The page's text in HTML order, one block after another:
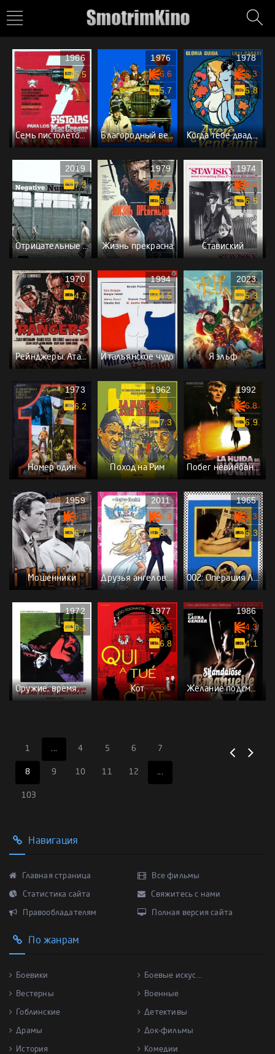
Семь пистолетов МакГрегоров
1966
5.5
Благородный венецианец
1976
6.6
5.7
Когда тебе двадцать
1978
5.3
5.8
Отрицательные числа
2019
7.3
Жизнь прекрасна
1979
6.3
6.5
Ставиский
1974
6.5
6.5
Рейнджеры: Атака в час Икс
1970
4.7
Итальянское чудо
1994
4.5
Я эльф
2023
5.3
Номер один
1973
6.2
Поход на Рим
1962
6.8
7.3
Побег невиновного
1992
6.8
6.9
Мошенники
1959
6.3
6.7
Друзья ангелов: Между мечтой и реальностью
2011
6.3
8.1
002: Операция Луна
1965
5.3
5.3
Оружие, время, мотив
1972
6.1
Кот
1977
6.5
6.8
Желание подсматривать
1986
4.3
4.1
1 ... 4 5 6 7
8 9 10 11 12 ...
103
Навигация
Главная страница Все фильмы
Статистика сайта Свяжитесь с нами
Правообладателям Полная версия сайта
По жанрам
Боевики Боевые искус...
Вестерны Военные
Гоблинские Детективы
Драмы Док-фильмы
История Комедии